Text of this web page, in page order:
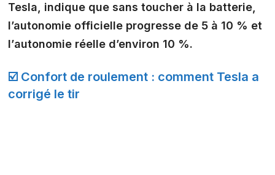
Tesla, indique que sans toucher à la batterie,
l’autonomie officielle progresse de 5 à 10 % et
l’autonomie réelle d’environ 10 %.
☑️ Confort de roulement : comment Tesla a
corrigé le tir